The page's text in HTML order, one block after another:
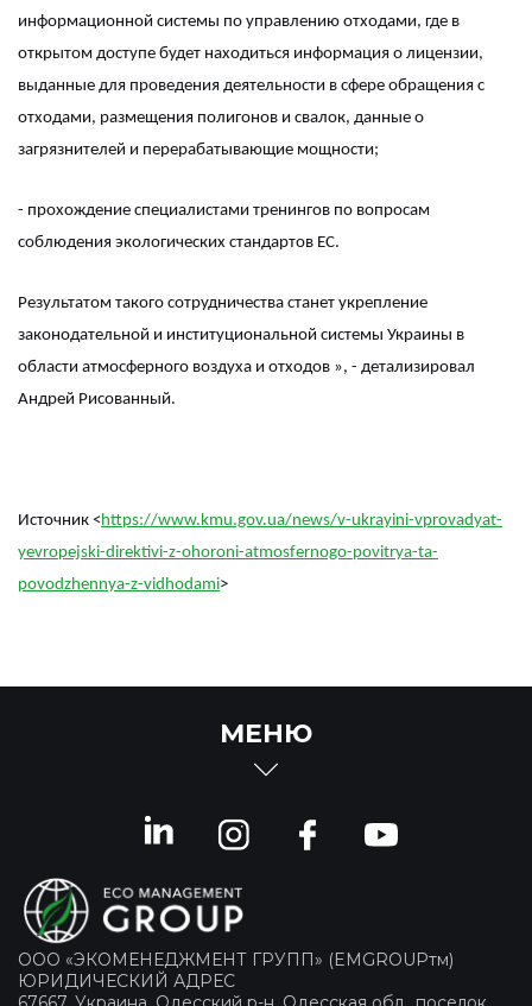
информационной системы по управлению отходами, где в
открытом доступе будет находиться информация о лицензии,
выданные для проведения деятельности в сфере обращения с
отходами, размещения полигонов и свалок, данные о
загрязнителей и перерабатывающие мощности;
- прохождение специалистами тренингов по вопросам
соблюдения экологических стандартов ЕС.
Результатом такого сотрудничества станет укрепление
законодательной и институциональной системы Украины в
области атмосферного воздуха и отходов », - детализировал
Андрей Рисованный.
Источник <https://www.kmu.gov.ua/news/v-ukrayini-vprovadyat-
yevropejski-direktivi-z-ohoroni-atmosfernogo-povitrya-ta-
povodzhennya-z-vidhodami>
МЕНЮ
ООО «ЭКОМЕНЕДЖМЕНТ ГРУПП» (EMGROUPтм)
ЮРИДИЧЕСКИЙ АДРЕС